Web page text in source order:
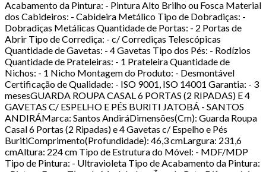
Acabamento da Pintura: - Pintura Alto Brilho ou Fosca Material
dos Cabideiros: - Cabideira Metálico Tipo de Dobradiças: -
Dobradiças Metálicas Quantidade de Portas: - 2 Portas de
Abrir Tipo de Corrediça: - c/ Corrediças Telescópicas
Quantidade de Gavetas: - 4 Gavetas Tipo dos Pés: - Rodízios
Quantidade de Prateleiras: - 1 Prateleira Quantidade de
Nichos: - 1 Nicho Montagem do Produto: - Desmontável
Certificação de Qualidade: - ISO 9001, ISO 14001 Garantia: - 3
mesesGUARDA ROUPA CASAL 6 PORTAS (2 RIPADAS) E 4
GAVETAS C/ ESPELHO E PÉS BURITI JATOBÁ - SANTOS
ANDIRÁMarca: Santos AndiráDimensões(Cm): Guarda Roupa
Casal 6 Portas (2 Ripadas) e 4 Gavetas c/ Espelho e Pés
BuritiComprimento(Profundidade): 46,3 cmLargura: 231,6
cmAltura: 224 cm Tipo de Estrutura do Móvel: - MDF/MDP
Tipo de Pintura: - Ultravioleta Tipo de Acabamento da Pintura: